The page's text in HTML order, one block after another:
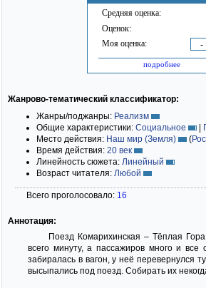
Средняя оценка:
Оценок:
Моя оценка: -
подробнее
Жанрово-тематический классификатор:
Жанры/поджанры: Реализм
Общие характеристики: Социальное |
Место действия: Наш мир (Земля) (
Время действия: 20 век
Линейность сюжета: Линейный
Возраст читателя: Любой
Всего проголосовало: 16
Аннотация:
Поезд Комарихинская – Тёплая
всего минуту, а пассажиров много и все
забиралась в вагон, у неё перевернулся
высыпались под поезд. Собирать их